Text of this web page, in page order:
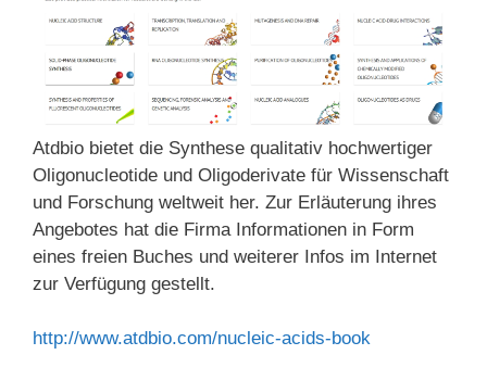
Atdbio bietet die Synthese qualitativ hochwertiger
Oligonucleotide und Oligoderivate für Wissenschaft
und Forschung weltweit her. Zur Erläuterung ihres
Angebotes hat die Firma Informationen in Form
eines freien Buches und weiterer Infos im Internet
zur Verfügung gestellt.
http://www.atdbio.com/nucleic-acids-book